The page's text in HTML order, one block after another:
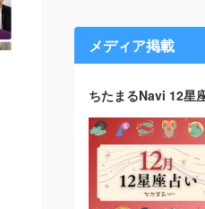
メディア掲載
ちたまるNavi 12星